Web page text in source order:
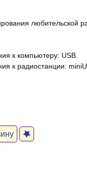
любительской
к компьютеру: USB.
к радиостанции: